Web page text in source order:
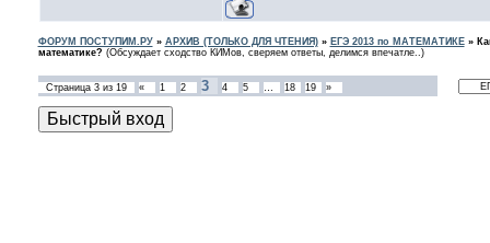
ФОРУМ ПОСТУПИМ.РУ» АРХИВ (ТОЛЬКО ДЛЯ ЧТЕНИЯ)» ЕГЭ 2013 по МАТЕМАТИКЕ»
математике? (Обсуждает сходство КИМов, сверяем ответы, делимся впечатле..)
Страница 3из 19 « 1 2 3 4 5 … 18 19 »